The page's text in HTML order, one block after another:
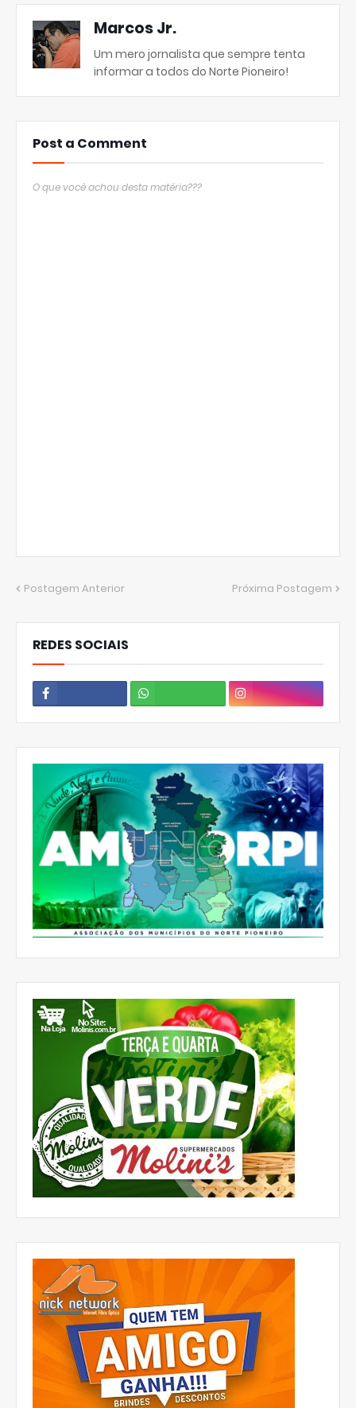
Marcos Jr.
Um mero jornalista que sempre tenta
informar a todos do Norte Pioneiro!
Post a Comment
O que você achou desta matéria???
Postagem Anterior Próxima Postagem
REDES SOCIAIS